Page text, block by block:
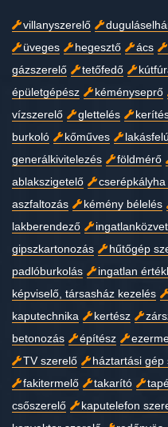
villanyszerelő
üveges
hegesztő ács
gázszerelő
tetőfedő
épületgépész
kéményseprő
vízszerelő
glettelés
burkoló
kőműves
generálkivitelezés
földmérő
ablakszigetelő
aszfaltozás
kémény bélelés
lakberendező
gipszkartonozás
hűtőgép
padlóburkolás
ingatlan
képviselő, társasház kezelés
kaputechnika
kertész
betonozás
építész
TV szerelő
háztartási gép
fakitermelő
takarító
csőszerelő
kaputelefon